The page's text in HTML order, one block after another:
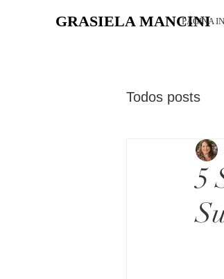
GRASIELA MANCINI
PÁGINA
Todos posts
5